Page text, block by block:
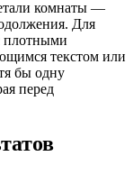
комнаты —
Для
плотными
текстом или
бы одну
перед